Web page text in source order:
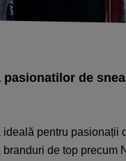
pasionatilor de
pentru pasionații
de top precum